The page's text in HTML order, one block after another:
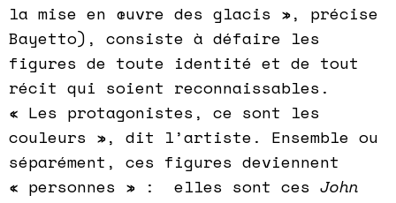
la mise en œuvre des glacis », précise
Bayetto), consiste à défaire les
figures de toute identité et de tout
récit qui soient reconnaissables.
« Les protagonistes, ce sont les
couleurs », dit l’artiste. Ensemble ou
séparément, ces figures deviennent
« personnes » : elles sont ces John